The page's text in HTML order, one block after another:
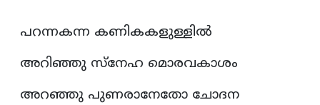
പറന്നകന്ന കണികകളുള്ളിൽ
അറിഞ്ഞു സ്നേഹ മൊരവകാശം
അറഞ്ഞു പുണരാനേതോ ചോദന